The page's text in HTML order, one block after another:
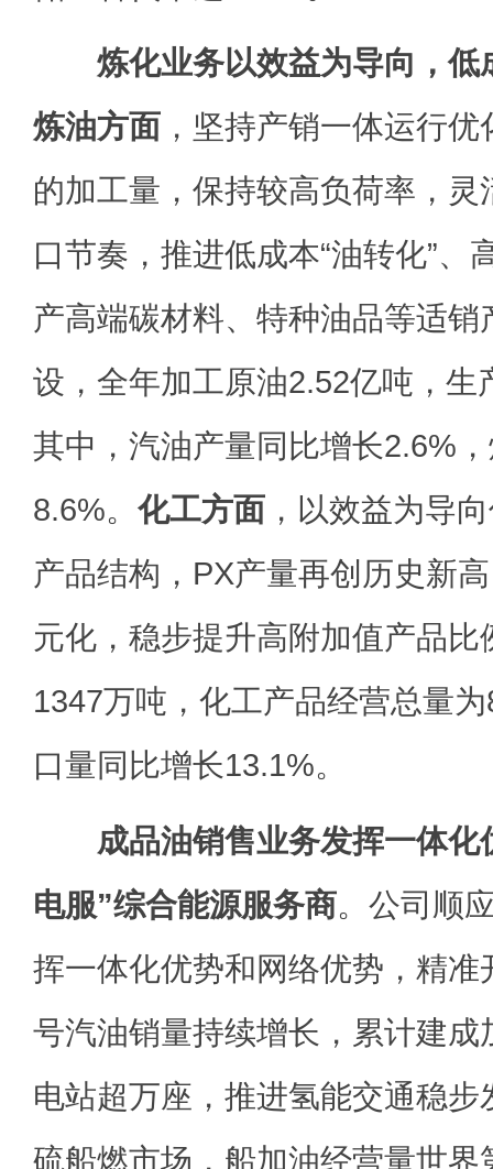
炼化业务以效益为导向，低
炼油方面 ，坚持产销一体运行
的加工量，保持较高负荷率，
口节奏，推进低成本“油转化”、
产高端碳材料、特种油品等适销
设，全年加工原油2.52亿吨，生
其中，汽油产量同比增长2.6%
8.6%。 化工方面 ，以效益为导
产品结构，PX产量再创历史新
元化，稳步提升高附加值产品比
1347万吨，化工产品经营总量
口量同比增长13.1%。
成品油销售业务发挥一体化
电服”综合能源服务商。公司顺
挥一体化优势和网络优势，精准
号汽油销量持续增长，累计建成
电站超万座，推进氢能交通稳
硫船燃市场，船加油经营量世界